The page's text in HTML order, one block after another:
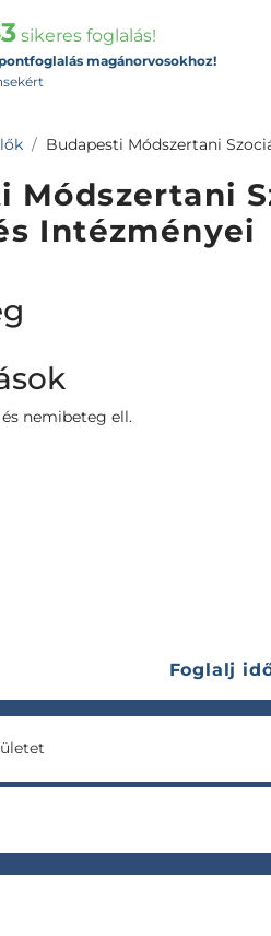
sikeres foglalás!
magánorvosokhoz!
Budapesti Módszertani
Módszertani
Intézményei
nemibeteg ell.
Foglalj